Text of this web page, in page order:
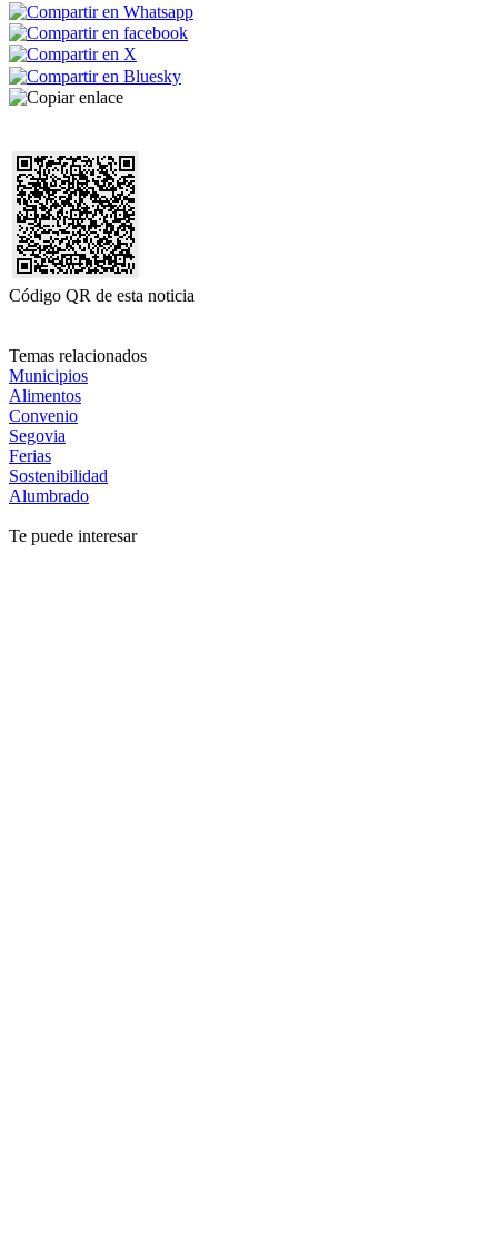
Código QR de esta noticia
Temas relacionados
Municipios
Alimentos
Convenio
Segovia
Ferias
Sostenibilidad
Alumbrado
Te puede interesar